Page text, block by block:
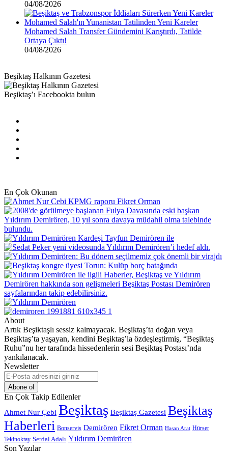
04/08/2026
Mohamed Salah Transfer Gündemini Karıştırdı, Tatilde
Ortaya Çıktı!
04/08/2026
Beşiktaş Halkının Gazetesi
Beşiktaş’ı Facebookta bulun
En Çok Okunan
About
Artık Beşiktaşlı sessiz kalmayacak. Beşiktaş’ta doğan veya
Beşiktaş’ta yaşayan, kendini Beşiktaş’la özdeşleştirmiş, “Beşiktaş
Ruhu”nu her tarafında hissedenlerin sesi Beşiktaş Postası’nda
yankılanacak.
Newsletter
E-
Posta
adresinizi
giriniz
En Çok Takip Edilenler
Ahmet Nur Çebi Beşiktaş Beşiktaş Gazetesi Beşiktaş
Haberleri Bonservis Demirören Fikret Orman Hasan Arat Hürser
Tekinoktay Serdal Adalı Yıldırım Demirören
Son Yazılar